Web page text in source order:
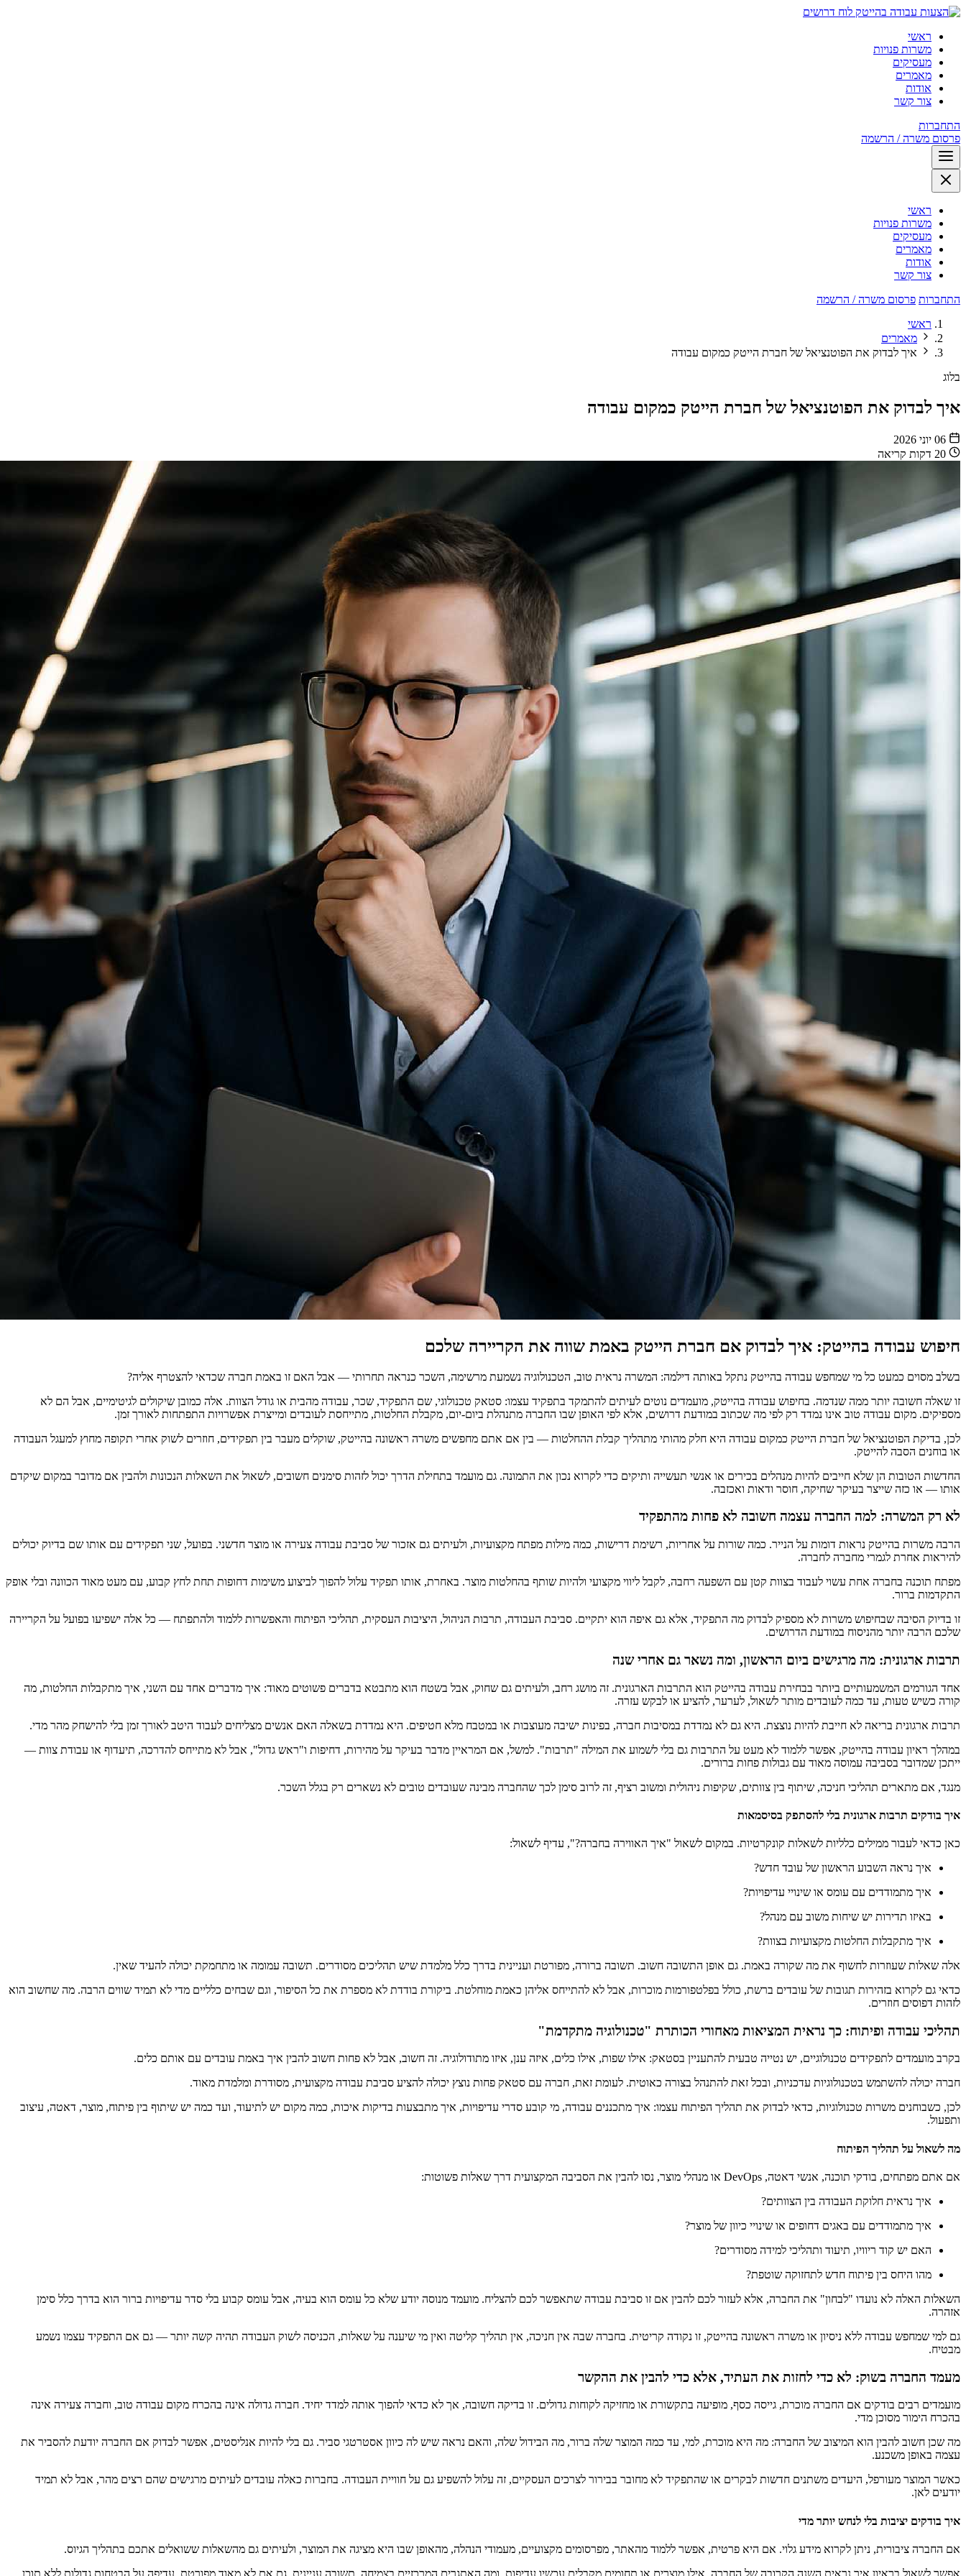
לוח דרושים
ראשי
משרות פנויות
מעסיקים
מאמרים
אודות
צור קשר
התחברות
פרסום משרה / הרשמה
ראשי
משרות פנויות
מעסיקים
מאמרים
אודות
צור קשר
התחברות פרסום משרה / הרשמה
ראשי
מאמרים
איך לבדוק את הפוטנציאל של חברת הייטק כמקום עבודה
בלוג
איך לבדוק את הפוטנציאל של חברת הייטק כמקום עבודה
06 יוני 2026
20 דקות קריאה
חיפוש עבודה בהייטק: איך לבדוק אם חברת הייטק באמת שווה את הקריירה שלכם
בשלב מסוים כמעט כל מי שמחפש עבודה בהייטק נתקל באותה דילמה: המשרה נראית טוב, הטכנולוגיה נשמעת מרשימה, השכר כנראה תחרותי — אבל האם זו באמת חברה שכדאי להצטרף אליה?
זו שאלה חשובה יותר ממה שנדמה. בחיפוש עבודה בהייטק, מועמדים נוטים לעיתים להתמקד בתפקיד עצמו: סטאק טכנולוגי, שם התפקיד, שכר, עבודה מהבית או גודל הצוות. אלה כמובן שיקולים לגיטימיים, אבל הם לא
מספיקים. מקום עבודה טוב אינו נמדד רק לפי מה שכתוב במודעת דרושים, אלא לפי האופן שבו החברה מתנהלת ביום-יום, מקבלת החלטות, מתייחסת לעובדים ומייצרת אפשרויות התפתחות לאורך זמן.
לכן, בדיקת הפוטנציאל של חברת הייטק כמקום עבודה היא חלק מהותי מתהליך קבלת ההחלטות — בין אם אתם מחפשים משרה ראשונה בהייטק, שוקלים מעבר בין תפקידים, חוזרים לשוק אחרי תקופה מחוץ למעגל העבודה
או בוחנים הסבה להייטק.
החדשות הטובות הן שלא חייבים להיות מנהלים בכירים או אנשי תעשייה ותיקים כדי לקרוא נכון את התמונה. גם מועמד בתחילת הדרך יכול לזהות סימנים חשובים, לשאול את השאלות הנכונות ולהבין אם מדובר במקום שיקדם
אותו — או כזה שייצר בעיקר שחיקה, חוסר ודאות ואכזבה.
לא רק המשרה: למה החברה עצמה חשובה לא פחות מהתפקיד
הרבה משרות בהייטק נראות דומות על הנייר. כמה שורות על אחריות, רשימת דרישות, כמה מילות מפתח מקצועיות, ולעיתים גם אזכור של סביבת עבודה צעירה או מוצר חדשני. בפועל, שני תפקידים עם אותו שם בדיוק יכולים
להיראות אחרת לגמרי מחברה לחברה.
מפתח תוכנה בחברה אחת עשוי לעבוד בצוות קטן עם השפעה רחבה, לקבל ליווי מקצועי ולהיות שותף בהחלטות מוצר. באחרת, אותו תפקיד עלול להפוך לביצוע משימות דחופות תחת לחץ קבוע, עם מעט מאוד הכוונה ובלי אופק
התקדמות ברור.
זו בדיוק הסיבה שבחיפוש משרות לא מספיק לבדוק מה התפקיד, אלא גם איפה הוא יתקיים. סביבת העבודה, תרבות הניהול, היציבות העסקית, תהליכי הפיתוח והאפשרות ללמוד ולהתפתח — כל אלה ישפיעו בפועל על הקריירה
שלכם הרבה יותר מהניסוח במודעת הדרושים.
תרבות ארגונית: מה מרגישים ביום הראשון, ומה נשאר גם אחרי שנה
אחד הגורמים המשמעותיים ביותר בבחירת עבודה בהייטק הוא התרבות הארגונית. זה מושג רחב, ולעיתים גם שחוק, אבל בשטח הוא מתבטא בדברים פשוטים מאוד: איך מדברים אחד עם השני, איך מתקבלות החלטות, מה
קורה כשיש טעות, עד כמה לעובדים מותר לשאול, לערער, להציע או לבקש עזרה.
תרבות ארגונית בריאה לא חייבת להיות נוצצת. היא גם לא נמדדת במסיבות חברה, בפינות ישיבה מעוצבות או במטבח מלא חטיפים. היא נמדדת בשאלה האם אנשים מצליחים לעבוד היטב לאורך זמן בלי להישחק מהר מדי.
במהלך ראיון עבודה בהייטק, אפשר ללמוד לא מעט על התרבות גם בלי לשמוע את המילה "תרבות". למשל, אם המראיין מדבר בעיקר על מהירות, דחיפות ו"ראש גדול", אבל לא מתייחס להדרכה, תיעדוף או עבודת צוות —
ייתכן שמדובר בסביבה עמוסה מאוד עם גבולות פחות ברורים.
מנגד, אם מתארים תהליכי חניכה, שיתוף בין צוותים, שקיפות ניהולית ומשוב רציף, זה לרוב סימן לכך שהחברה מבינה שעובדים טובים לא נשארים רק בגלל השכר.
איך בודקים תרבות ארגונית בלי להסתפק בסיסמאות
כאן כדאי לעבור ממילים כלליות לשאלות קונקרטיות. במקום לשאול "איך האווירה בחברה?", עדיף לשאול:
איך נראה השבוע הראשון של עובד חדש?
איך מתמודדים עם עומס או שינויי עדיפויות?
באיזו תדירות יש שיחות משוב עם מנהל?
איך מתקבלות החלטות מקצועיות בצוות?
אלה שאלות שעוזרות לחשוף את מה שקורה באמת. גם אופן התשובה חשוב. תשובה ברורה, מפורטת ועניינית בדרך כלל מלמדת שיש תהליכים מסודרים. תשובה עמומה או מתחמקת יכולה להעיד שאין.
כדאי גם לקרוא בזהירות תגובות של עובדים ברשת, כולל בפלטפורמות מוכרות, אבל לא להתייחס אליהן כאמת מוחלטת. ביקורת בודדת לא מספרת את כל הסיפור, וגם שבחים כלליים מדי לא תמיד שווים הרבה. מה שחשוב הוא
לזהות דפוסים חוזרים.
תהליכי עבודה ופיתוח: כך נראית המציאות מאחורי הכותרת "טכנולוגיה מתקדמת"
בקרב מועמדים לתפקידים טכנולוגיים, יש נטייה טבעית להתעניין בסטאק: אילו שפות, אילו כלים, איזה ענן, איזו מתודולוגיה. זה חשוב, אבל לא פחות חשוב להבין איך באמת עובדים עם אותם כלים.
חברה יכולה להשתמש בטכנולוגיות עדכניות, ובכל זאת להתנהל בצורה כאוטית. לעומת זאת, חברה עם סטאק פחות נוצץ יכולה להציע סביבת עבודה מקצועית, מסודרת ומלמדת מאוד.
לכן, כשבוחנים משרות טכנולוגיות, כדאי לבדוק את תהליך הפיתוח עצמו: איך מתכננים עבודה, מי קובע סדרי עדיפויות, איך מתבצעות בדיקות איכות, כמה מקום יש לתיעוד, ועד כמה יש שיתוף בין פיתוח, מוצר, דאטה, עיצוב
ותפעול.
מה לשאול על תהליך הפיתוח
אם אתם מפתחים, בודקי תוכנה, אנשי דאטה, DevOps או מנהלי מוצר, נסו להבין את הסביבה המקצועית דרך שאלות פשוטות:
איך נראית חלוקת העבודה בין הצוותים?
איך מתמודדים עם באגים דחופים או שינויי כיוון של מוצר?
האם יש קוד ריוויו, תיעוד ותהליכי למידה מסודרים?
מהו היחס בין פיתוח חדש לתחזוקה שוטפת?
השאלות האלה לא נועדו "לבחון" את החברה, אלא לעזור לכם להבין אם זו סביבת עבודה שתאפשר לכם להצליח. מועמד מנוסה יודע שלא כל עומס הוא בעיה, אבל עומס קבוע בלי סדר עדיפויות ברור הוא בדרך כלל סימן
אזהרה.
גם למי שמחפש עבודה ללא ניסיון או משרה ראשונה בהייטק, זו נקודה קריטית. בחברה שבה אין חניכה, אין תהליך קליטה ואין מי שיענה על שאלות, הכניסה לשוק העבודה תהיה קשה יותר — גם אם התפקיד עצמו נשמע
מבטיח.
מעמד החברה בשוק: לא כדי לחזות את העתיד, אלא כדי להבין את ההקשר
מועמדים רבים בודקים אם החברה מוכרת, גייסה כסף, מופיעה בתקשורת או מחזיקה לקוחות גדולים. זו בדיקה חשובה, אך לא כדאי להפוך אותה למדד יחיד. חברה גדולה אינה בהכרח מקום עבודה טוב, וחברה צעירה אינה
בהכרח הימור מסוכן מדי.
מה שכן חשוב להבין הוא המיצוב של החברה: מה היא מוכרת, למי, עד כמה המוצר שלה ברור, מה הבידול שלה, והאם נראה שיש לה כיוון אסטרטגי סביר. גם בלי להיות אנליסטים, אפשר לבדוק אם החברה יודעת להסביר את
עצמה באופן משכנע.
כאשר המוצר מעורפל, היעדים משתנים חדשות לבקרים או שהתפקיד לא מחובר בבירור לצרכים העסקיים, זה עלול להשפיע גם על חוויית העבודה. בחברות כאלה עובדים לעיתים מרגישים שהם רצים מהר, אבל לא תמיד
יודעים לאן.
איך בודקים יציבות בלי לנחש יותר מדי
אם החברה ציבורית, ניתן לקרוא מידע גלוי. אם היא פרטית, אפשר ללמוד מהאתר, מפרסומים מקצועיים, מעמודי הנהלה, מהאופן שבו היא מציגה את המוצר, ולעיתים גם מהשאלות ששואלים אתכם בתהליך הגיוס.
אפשר לשאול בראיון איך נראית השנה הקרובה של החברה, אילו מוצרים או תחומים מקבלים עכשיו עדיפות, ומה האתגרים המרכזיים בצמיחה. תשובה עניינית, גם אם לא מאוד מפורטת, עדיפה על הבטחות גדולות ללא תוכן.